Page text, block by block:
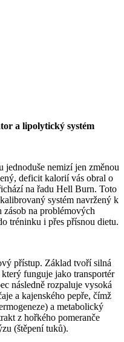
a lipolytický systém
nemizí jen změnou
deficit kalorií vás obral o
na řadu Hell Burn. Toto
systém navržený k
na problémových
tréninku i přes přísnou dietu.
přístup. Základ tvoří silná
funguje jako transportér
následně rozpaluje vysoká
a kajenského pepře, čímž
a metabolický
z hořkého pomeranče
(štěpení tuků).